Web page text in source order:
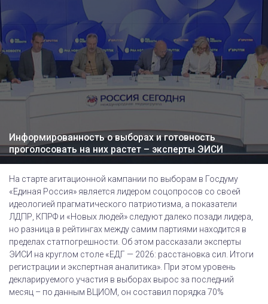
Информированность о выборах и готовность
проголосовать на них растет – эксперты ЭИСИ
На старте агитационной кампании по выборам в Госдуму
«Единая Россия» является лидером соцопросов со своей
идеологией прагматического патриотизма, а показатели
ЛДПР, КПРФ и «Новых людей» следуют далеко позади лидера,
но разница в рейтингах между самим партиями находится в
пределах статпогрешности. Об этом рассказали эксперты
ЭИСИ на круглом столе «ЕДГ — 2026: расстановка сил. Итоги
регистрации и экспертная аналитика». При этом уровень
декларируемого участия в выборах вырос за последний
месяц – по данным ВЦИОМ, он составил порядка 70%